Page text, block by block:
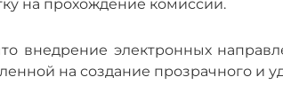
на прохождение комиссии.
внедрение электронных
на создание прозрачного и